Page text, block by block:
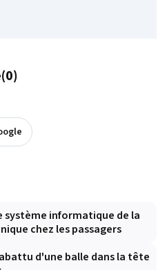
(0)
système informatique de la
chez les passagers
d'une balle dans la tête